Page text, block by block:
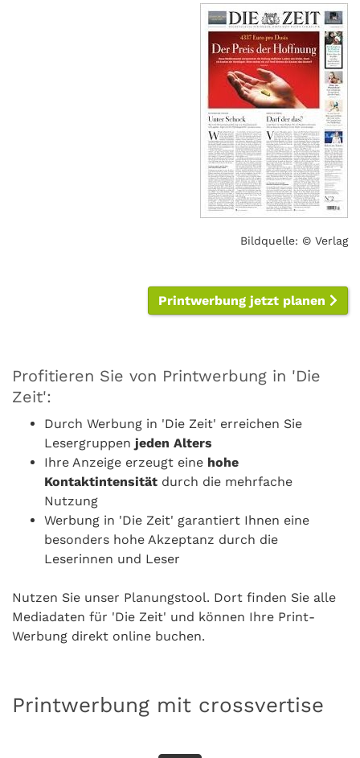
Bildquelle: © Verlag
Printwerbung jetzt planen
Profitieren Sie von Printwerbung in 'Die
Zeit':
Durch Werbung in 'Die Zeit' erreichen Sie
Lesergruppen jeden Alters
Ihre Anzeige erzeugt eine hohe
Kontaktintensität durch die mehrfache
Nutzung
Werbung in 'Die Zeit' garantiert Ihnen eine
besonders hohe Akzeptanz durch die
Leserinnen und Leser
Nutzen Sie unser Planungstool. Dort finden Sie alle
Mediadaten für 'Die Zeit' und können Ihre Print-
Werbung direkt online buchen.
Printwerbung mit crossvertise